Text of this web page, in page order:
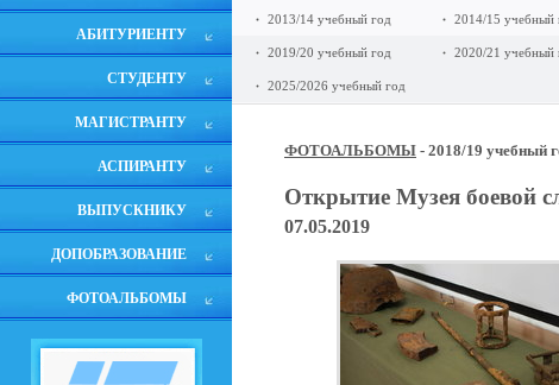
АБИТУРИЕНТУ
СТУДЕНТУ
МАГИСТРАНТУ
АСПИРАНТУ
ВЫПУСКНИКУ
ДОПОБРАЗОВАНИЕ
ФОТОАЛЬБОМЫ
2013/14 учебный год 2014/15 учебный
2019/20 учебный год 2020/21 учебный
2025/2026 учебный год
ФОТОАЛЬБОМЫ - 2018/19 учебный
Открытие Музея боевой
07.05.2019